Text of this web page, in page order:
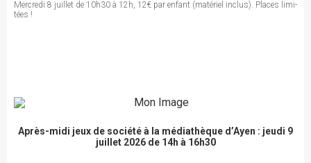
Mer­credi 8 juillet de 10h30 à 12h, 12€ par enfant (maté­riel inclus). Places limi­
tées !
Après-midi jeux de société à la médiathèque d’Ayen : jeudi 9
juillet 2026 de 14h à 16h30